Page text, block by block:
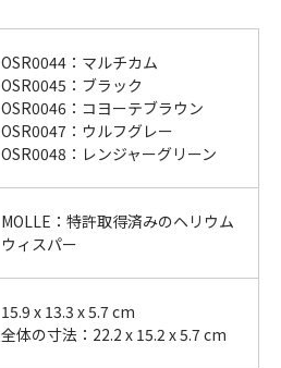
OSR0044：マルチカム
OSR0045：ブラック
OSR0046：コヨーテブラウン
OSR0047：ウルフグレー
OSR0048：レンジャーグリーン
MOLLE：特許取得済みのヘリウム
ウィスパー
15.9 x 13.3 x 5.7 cm
全体の寸法：22.2 x 15.2 x 5.7 cm